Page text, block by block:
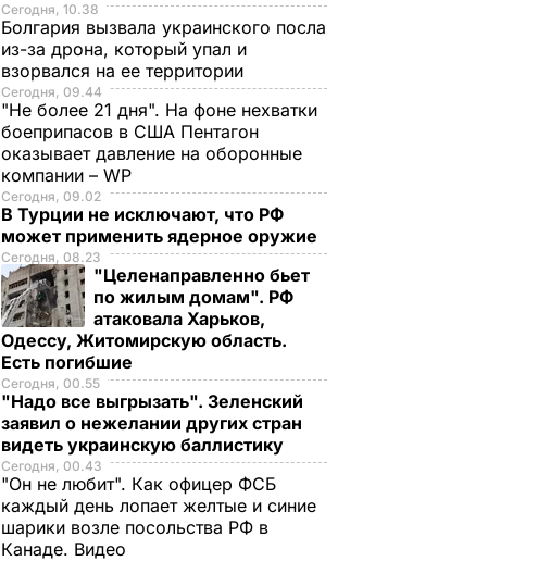
Сегодня, 10.38
Болгария вызвала украинского посла
из-за дрона, который упал и
взорвался на ее территории
Сегодня, 09.44
"Не более 21 дня". На фоне нехватки
боеприпасов в США Пентагон
оказывает давление на оборонные
компании – WP
Сегодня, 09.02
В Турции не исключают, что РФ
может применить ядерное оружие
Сегодня, 08.23
"Целенаправленно бьет
по жилым домам". РФ
атаковала Харьков,
Одессу, Житомирскую область.
Есть погибшие
Сегодня, 00.55
"Надо все выгрызать". Зеленский
заявил о нежелании других стран
видеть украинскую баллистику
Сегодня, 00.43
"Он не любит". Как офицер ФСБ
каждый день лопает желтые и синие
шарики возле посольства РФ в
Канаде. Видео